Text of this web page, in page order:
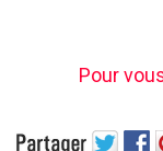
Pour